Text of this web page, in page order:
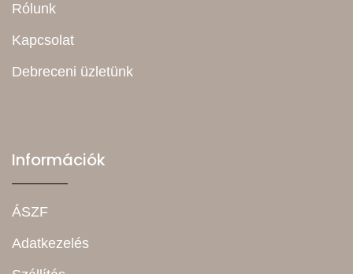
Rólunk
Kapcsolat
Debreceni üzletünk
Információk
ÁSZF
Adatkezelés